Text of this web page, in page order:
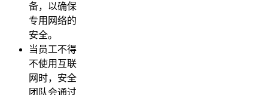
备，以确保
专用网络的
安全。
当员工不得
不使用互联
网时，安全
团队会通过